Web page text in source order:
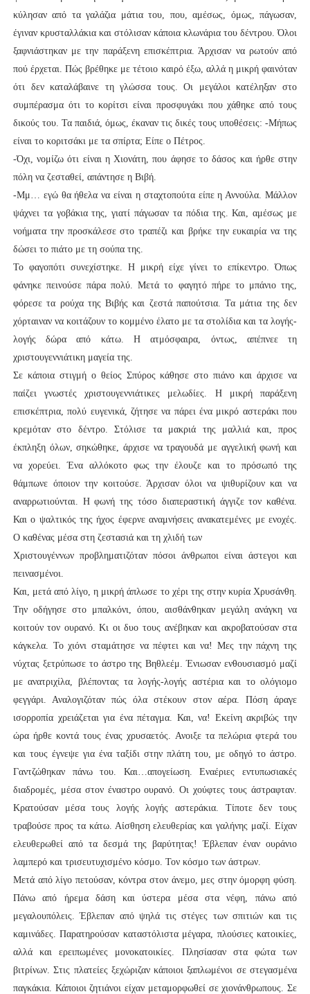
κύλησαν από τα γαλάζια μάτια του, που, αμέσως, όμως, πάγωσαν,
έγιναν κρυσταλλάκια και στόλισαν κάποια κλωνάρια του δέντρου. Όλοι
ξαφνιάστηκαν με την παράξενη επισκέπτρια. Άρχισαν να ρωτούν από
πού έρχεται. Πώς βρέθηκε με τέτοιο καιρό έξω, αλλά η μικρή φαινόταν
ότι δεν καταλάβαινε τη γλώσσα τους. Οι μεγάλοι κατέληξαν στο
συμπέρασμα ότι το κορίτσι είναι προσφυγάκι που χάθηκε από τους
δικούς του. Τα παιδιά, όμως, έκαναν τις δικές τους υποθέσεις: -Μήπως
είναι το κοριτσάκι με τα σπίρτα; Είπε ο Πέτρος.
-Όχι, νομίζω ότι είναι η Χιονάτη, που άφησε το δάσος και ήρθε στην
πόλη να ζεσταθεί, απάντησε η Βιβή.
-Μμ… εγώ θα ήθελα να είναι η σταχτοπούτα είπε η Αννούλα. Μάλλον
ψάχνει τα γοβάκια της, γιατί πάγωσαν τα πόδια της. Και, αμέσως με
νοήματα την προσκάλεσε στο τραπέζι και βρήκε την ευκαιρία να της
δώσει το πιάτο με τη σούπα της.
Το φαγοπότι συνεχίστηκε. Η μικρή είχε γίνει το επίκεντρο. Όπως
φάνηκε πεινούσε πάρα πολύ. Μετά το φαγητό πήρε το μπάνιο της,
φόρεσε τα ρούχα της Βιβής και ζεστά παπούτσια. Τα μάτια της δεν
χόρταιναν να κοιτάζουν το κομμένο έλατο με τα στολίδια και τα λογής-
λογής δώρα από κάτω. Η ατμόσφαιρα, όντως, απέπνεε τη
χριστουγεννιάτικη μαγεία της.
Σε κάποια στιγμή ο θείος Σπύρος κάθησε στο πιάνο και άρχισε να
παίζει γνωστές χριστουγεννιάτικες μελωδίες. Η μικρή παράξενη
επισκέπτρια, πολύ ευγενικά, ζήτησε να πάρει ένα μικρό αστεράκι που
κρεμόταν στο δέντρο. Στόλισε τα μακριά της μαλλιά και, προς
έκπληξη όλων, σηκώθηκε, άρχισε να τραγουδά με αγγελική φωνή και
να χορεύει. Ένα αλλόκοτο φως την έλουζε και το πρόσωπό της
θάμπωνε όποιον την κοιτούσε. Άρχισαν όλοι να ψιθυρίζουν και να
αναρρωτιούνται. Η φωνή της τόσο διαπεραστική άγγιζε τον καθένα.
Και ο ψαλτικός της ήχος έφερνε αναμνήσεις ανακατεμένες με ενοχές.
Ο καθένας μέσα στη ζεστασιά και τη χλιδή των
Χριστουγέννων προβληματιζόταν πόσοι άνθρωποι είναι άστεγοι και
πεινασμένοι.
Και, μετά από λίγο, η μικρή άπλωσε το χέρι της στην κυρία Χρυσάνθη.
Την οδήγησε στο μπαλκόνι, όπου, αισθάνθηκαν μεγάλη ανάγκη να
κοιτούν τον ουρανό. Κι οι δυο τους ανέβηκαν και ακροβατούσαν στα
κάγκελα. Το χιόνι σταμάτησε να πέφτει και να! Μες την πάχνη της
νύχτας ξετρύπωσε το άστρο της Βηθλεέμ. Ένιωσαν ενθουσιασμό μαζί
με ανατριχίλα, βλέποντας τα λογής-λογής αστέρια και το ολόγιομο
φεγγάρι. Αναλογιζόταν πώς όλα στέκουν στον αέρα. Πόση άραγε
ισορροπία χρειάζεται για ένα πέταγμα. Και, να! Εκείνη ακριβώς την
ώρα ήρθε κοντά τους ένας χρυσαετός. Ανοιξε τα πελώρια φτερά του
και τους έγνεψε για ένα ταξίδι στην πλάτη του, με οδηγό το άστρο.
Γαντζώθηκαν πάνω του. Και…απογείωση. Εναέριες εντυπωσιακές
διαδρομές, μέσα στον έναστρο ουρανό. Οι χούφτες τους άστραφταν.
Κρατούσαν μέσα τους λογής λογής αστεράκια. Τίποτε δεν τους
τραβούσε προς τα κάτω. Αίσθηση ελευθερίας και γαλήνης μαζί. Είχαν
ελευθερωθεί από τα δεσμά της βαρύτητας! Έβλεπαν έναν ουράνιο
λαμπερό και τρισευτυχισμένο κόσμο. Τον κόσμο των άστρων.
Μετά από λίγο πετούσαν, κόντρα στον άνεμο, μες στην όμορφη φύση.
Πάνω από ήρεμα δάση και ύστερα μέσα στα νέφη, πάνω από
μεγαλουπόλεις. Έβλεπαν από ψηλά τις στέγες των σπιτιών και τις
καμινάδες. Παρατηρούσαν καταστόλιστα μέγαρα, πλούσιες κατοικίες,
αλλά και ερειπωμένες μονοκατοικίες. Πλησίασαν στα φώτα των
βιτρίνων. Στις πλατείες ξεχώριζαν κάποιοι ξαπλωμένοι σε στεγασμένα
παγκάκια. Κάποιοι ζητιάνοι είχαν μεταμορφωθεί σε χιονάνθρωπους. Σε